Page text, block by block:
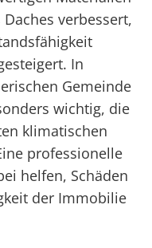
verbessert,
In
Gemeinde
wichtig, die
klimatischen
professionelle
helfen, Schäden
der Immobilie